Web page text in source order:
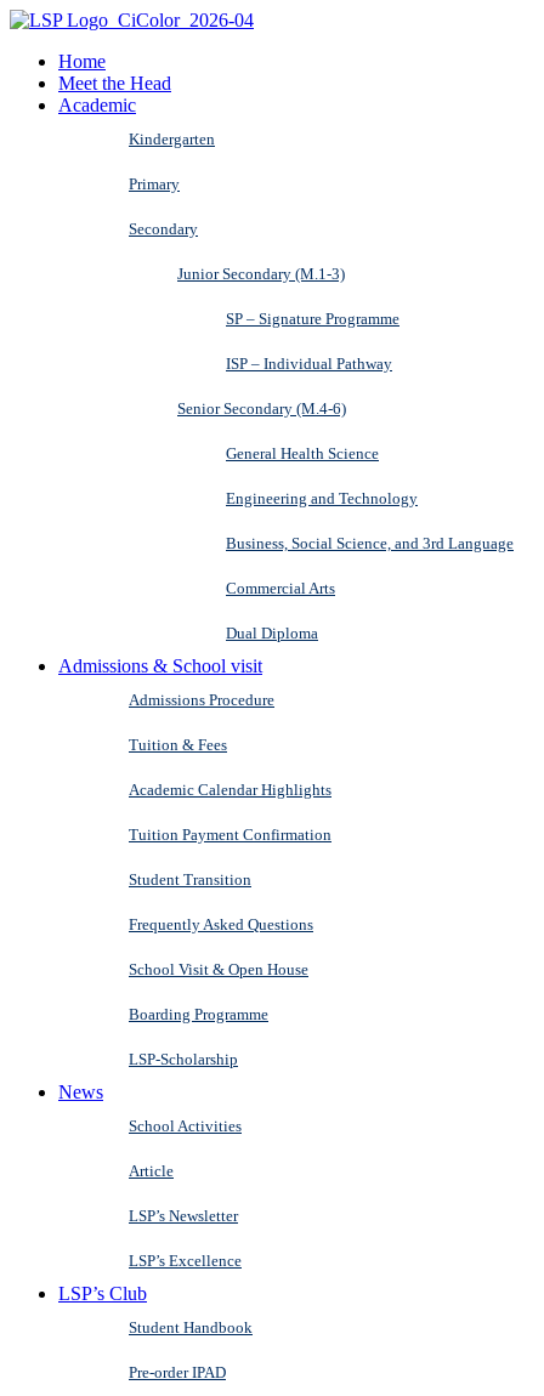
Home
Meet the Head
Academic
Kindergarten
Primary
Secondary
Junior Secondary (M.1-3)
SP – Signature Programme
ISP – Individual Pathway
Senior Secondary (M.4-6)
General Health Science
Engineering and Technology
Business, Social Science, and 3rd Language
Commercial Arts
Dual Diploma
Admissions & School visit
Admissions Procedure
Tuition & Fees
Academic Calendar Highlights
Tuition Payment Confirmation
Student Transition
Frequently Asked Questions
School Visit & Open House
Boarding Programme
LSP-Scholarship
News
School Activities
Article
LSP’s Newsletter
LSP’s Excellence
LSP’s Club
Student Handbook
Pre-order IPAD